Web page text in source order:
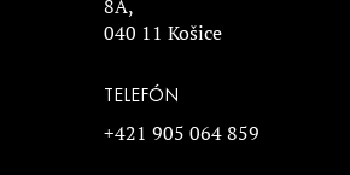
8A,
040 11 Košice
TELEFÓN
+421 905 064 859